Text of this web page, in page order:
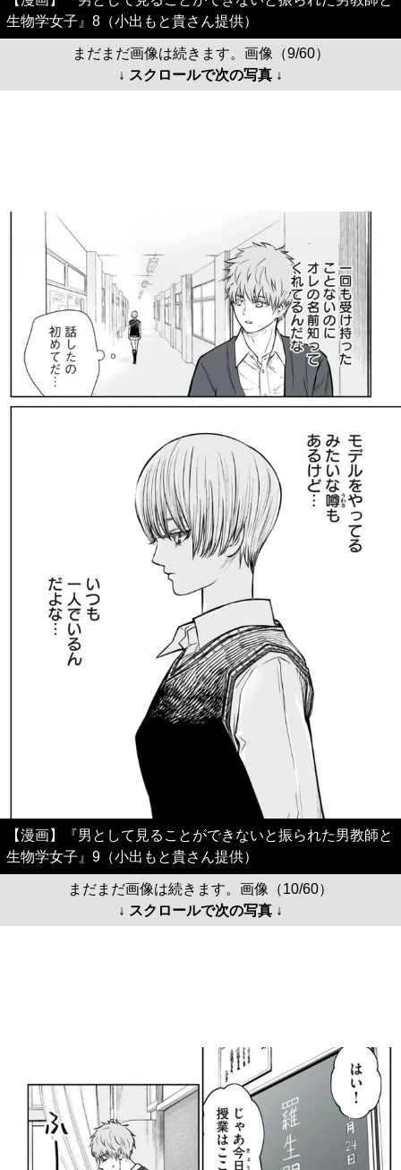
生物学女子』8（小出もと貴さん提供）
まだまだ画像は続きます。画像（9/60）
↓ スクロールで次の写真 ↓
【漫画】『男として見ることができないと振られた男教師と
生物学女子』9（小出もと貴さん提供）
まだまだ画像は続きます。画像（10/60）
↓ スクロールで次の写真 ↓